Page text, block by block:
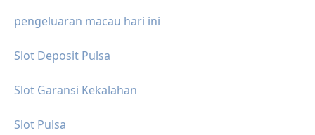
pengeluaran macau hari ini
Slot Deposit Pulsa
Slot Garansi Kekalahan
Slot Pulsa